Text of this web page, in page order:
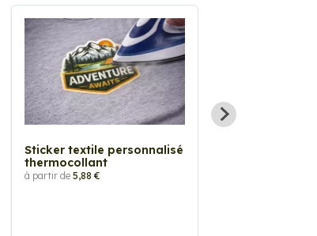
Sticker textile personnalisé
thermocollant
à partir de 5,88 €